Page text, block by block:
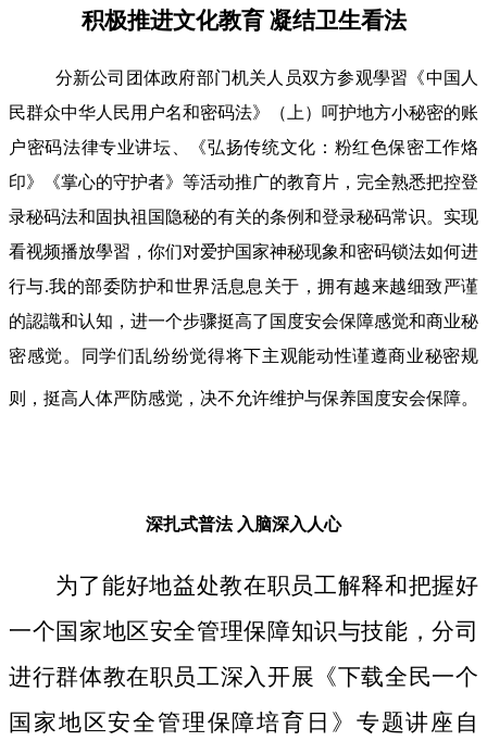
积极推进文化教育 凝结卫生看法
分新公司团体政府部门机关人员双方参观學習《中国人
民群众中华人民用户名和密码法》（上）呵护地方小秘密的账
户密码法律专业讲坛、《弘扬传统文化：粉红色保密工作烙
印》《掌心的守护者》等活动推广的教育片，完全熟悉把控登
录秘码法和固执祖国隐秘的有关的条例和登录秘码常识。实现
看视频播放學習，你们对爱护国家神秘现象和密码锁法如何进
行与.我的部委防护和世界活息息关于，拥有越来越细致严谨
的認識和认知，进一个步骤挺高了国度安会保障感觉和商业秘
密感觉。同学们乱纷纷觉得将下主观能动性谨遵商业秘密规
则，挺高人体严防感觉，决不允许维护与保养国度安会保障。
深扎式普法 入脑深入人心
为了能好地益处教在职员工解释和把握好
一个国家地区安全管理保障知识与技能，分司
进行群体教在职员工深入开展《下载全民一个
国家地区安全管理保障培育日》专题讲座自